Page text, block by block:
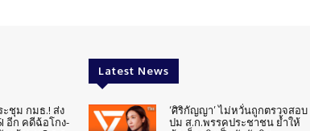
ะชุม กมธ.! ส่ง
อีก คดีฉ้อโกง-
Latest News
‘ศิริกัญญา’ ไม่หวั่นถูกตรวจสอบ
ปม ส.ก.พรรคประชาชน ย้ำให้